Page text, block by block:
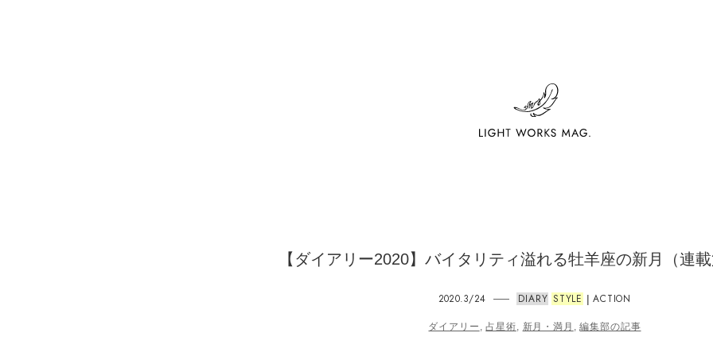
【ダイアリー2020】バイタリティ溢れる牡羊座の新月（連載
2020.3/24 DIARY STYLE | ACTION
ダイアリー ,占星術 新月・満月 ,編集部の記事